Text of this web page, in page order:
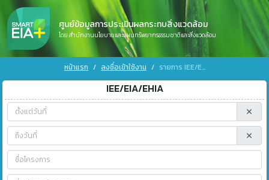
ศูนย์ข้อมูลการประเมินผลกระทบสิ่งแวดล้อม
โดย สำนักงานนโยบายและแผนทรัพยากรธรรมชาติและสิ่งแวดล้อม
หน้าแรก ลงชื่อเข้าใช้งาน รายการ IEE/EIA/EHIA
IEE/EIA/EHIA